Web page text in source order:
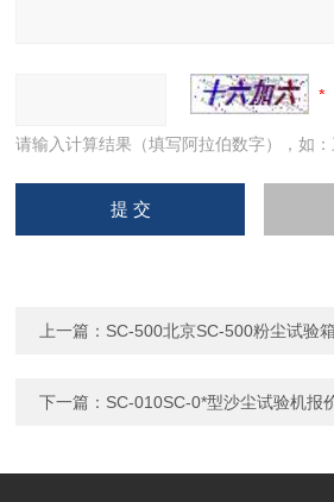
请输入计算结果（填写阿拉伯数字），如
上一篇： SC-500北京SC-500粉尘试验
下一篇： SC-010SC-0*型沙尘试验机报